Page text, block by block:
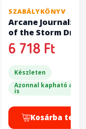
SZABÁLYKÖNYV
Arcane Journal:
of the Storm
6 718 Ft
Készleten
Azonnal kapható a
is
Kosárba